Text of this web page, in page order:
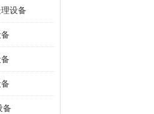
设备
备